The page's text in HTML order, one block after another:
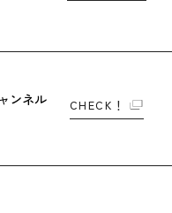
ンネル
CHECK！